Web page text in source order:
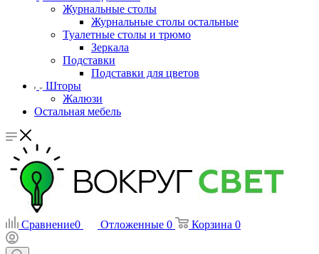
Журнальные столы
Журнальные столы остальные
Туалетные столы и трюмо
Зеркала
Подставки
Подставки для цветов
Шторы
Жалюзи
Остальная мебель
Сравнение0 Отложенные 0 Корзина 0